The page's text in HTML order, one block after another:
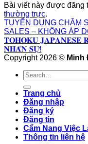
Bài viết này được đăng
thường trực.
TUYỂN DỤNG CHĂM
SALES – KHÔNG ÁP
𝐓𝐎𝐇𝐎𝐊𝐔 𝐉𝐀𝐏𝐀𝐍𝐄𝐒𝐄
𝐍𝐇𝐀̂𝐍 𝐒𝐔̛̣!
Copyright 2026 © Minh
Trang chủ
Đăng nhập
Đăng ký
Đăng tin
Cẩm Nang Việc
Thông tin liên hệ